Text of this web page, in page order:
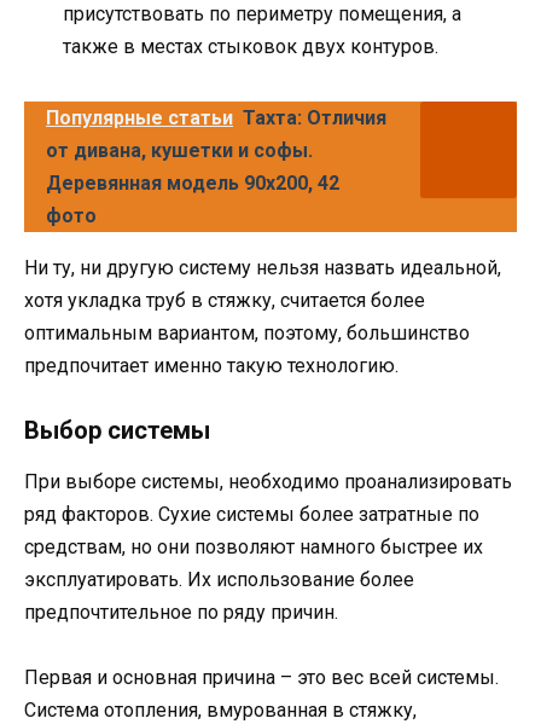
присутствовать по периметру помещения, а
также в местах стыковок двух контуров.
Популярные статьи Тахта: Отличия
от дивана, кушетки и софы.
Деревянная модель 90х200, 42
фото
Ни ту, ни другую систему нельзя назвать идеальной,
хотя укладка труб в стяжку, считается более
оптимальным вариантом, поэтому, большинство
предпочитает именно такую технологию.
Выбор системы
При выборе системы, необходимо проанализировать
ряд факторов. Сухие системы более затратные по
средствам, но они позволяют намного быстрее их
эксплуатировать. Их использование более
предпочтительное по ряду причин.
Первая и основная причина – это вес всей системы.
Система отопления, вмурованная в стяжку,